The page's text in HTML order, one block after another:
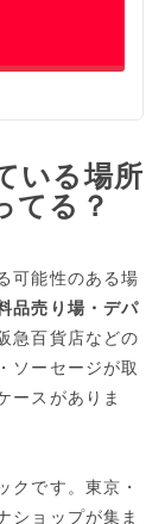
いる場所
てる？
可能性のある場
品売り場・デパ
急百貨店などの
ソーセージが取
ースがありま
クです。東京・
ショップが集ま